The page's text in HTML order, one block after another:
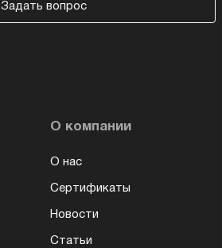
Задать вопрос
О компании
О нас
Сертификаты
Новости
Статьи